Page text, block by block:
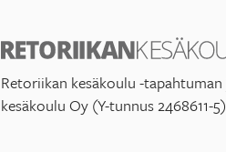
Retoriikan kesäkoulu -
kesäkoulu Oy (Y-tunnus 2468611-5)